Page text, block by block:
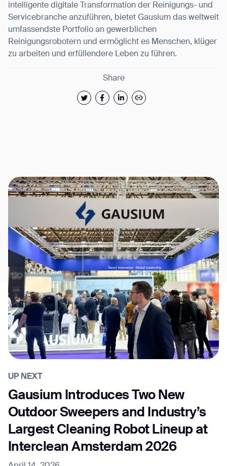
intelligente digitale Transformation der Reinigungs- und
Servicebranche anzuführen, bietet Gausium das weltweit
umfassendste Portfolio an gewerblichen
Reinigungsrobotern und ermöglicht es Menschen, klüger
zu arbeiten und erfüllendere Leben zu führen.
Share
UP NEXT
Gausium Introduces Two New
Outdoor Sweepers and Industry’s
Largest Cleaning Robot Lineup at
Interclean Amsterdam 2026